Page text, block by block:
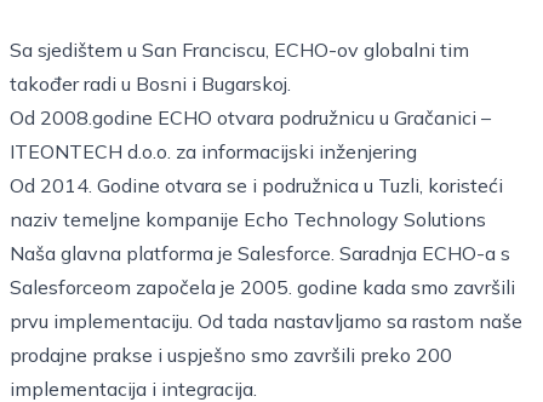
Sa sjedištem u San Franciscu, ECHO-ov globalni tim
također radi u Bosni i Bugarskoj.
Od 2008.godine ECHO otvara podružnicu u Gračanici –
ITEONTECH d.o.o. za informacijski inženjering
Od 2014. Godine otvara se i podružnica u Tuzli, koristeći
naziv temeljne kompanije Echo Technology Solutions
Naša glavna platforma je Salesforce. Saradnja ECHO-a s
Salesforceom započela je 2005. godine kada smo završili
prvu implementaciju. Od tada nastavljamo sa rastom naše
prodajne prakse i uspješno smo završili preko 200
implementacija i integracija.